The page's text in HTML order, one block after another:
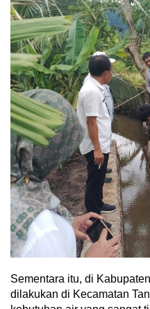
Sementara itu, di
dilakukan di Kecamatan